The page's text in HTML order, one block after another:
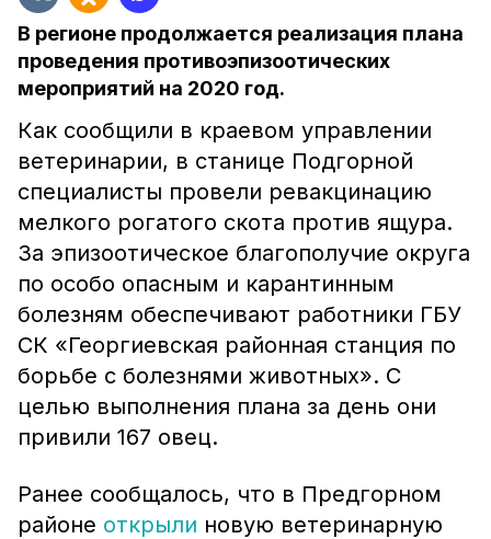
В регионе продолжается реализация плана
проведения противоэпизоотических
мероприятий на 2020 год.
Как сообщили в краевом управлении
ветеринарии, в станице Подгорной
специалисты провели ревакцинацию
мелкого рогатого скота против ящура.
За эпизоотическое благополучие округа
по особо опасным и карантинным
болезням обеспечивают работники ГБУ
СК «Георгиевская районная станция по
борьбе с болезнями животных». С
целью выполнения плана за день они
привили 167 овец.
Ранее сообщалось, что в Предгорном
районе открыли новую ветеринарную